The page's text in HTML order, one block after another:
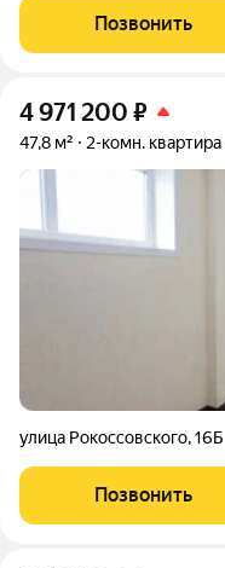
Позвонить
4 971 200 ₽
47,8 м² 2-комн. квартира
улица Рокоссовского,16Б
Позвонить